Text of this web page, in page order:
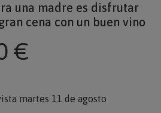
una madre es disfrutar
cena con un buen vino
€
martes 11 de agosto